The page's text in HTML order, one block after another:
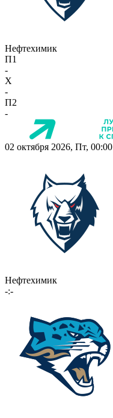
Нефтехимик
П1
-
X
-
П2
-
02 октября 2026, Пт, 00:00
Нефтехимик
-:-